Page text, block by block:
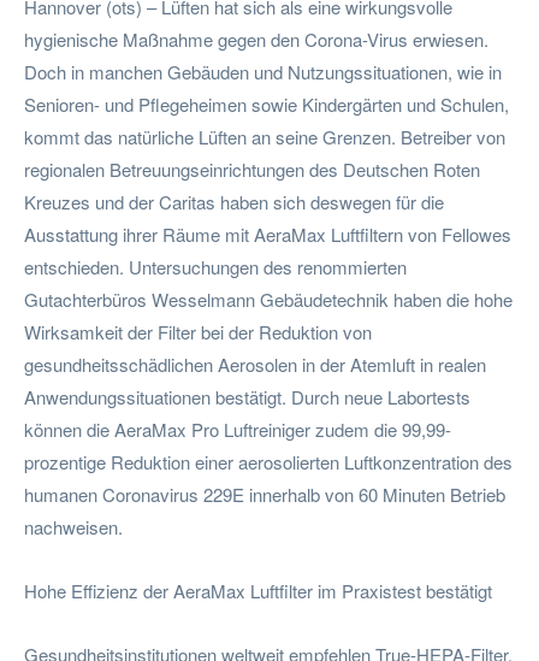
Hannover (ots) – Lüften hat sich als eine wirkungsvolle
hygienische Maßnahme gegen den Corona-Virus erwiesen.
Doch in manchen Gebäuden und Nutzungssituationen, wie in
Senioren- und Pflegeheimen sowie Kindergärten und Schulen,
kommt das natürliche Lüften an seine Grenzen. Betreiber von
regionalen Betreuungseinrichtungen des Deutschen Roten
Kreuzes und der Caritas haben sich deswegen für die
Ausstattung ihrer Räume mit AeraMax Luftfiltern von Fellowes
entschieden. Untersuchungen des renommierten
Gutachterbüros Wesselmann Gebäudetechnik haben die hohe
Wirksamkeit der Filter bei der Reduktion von
gesundheitsschädlichen Aerosolen in der Atemluft in realen
Anwendungssituationen bestätigt. Durch neue Labortests
können die AeraMax Pro Luftreiniger zudem die 99,99-
prozentige Reduktion einer aerosolierten Luftkonzentration des
humanen Coronavirus 229E innerhalb von 60 Minuten Betrieb
nachweisen.
Hohe Effizienz der AeraMax Luftfilter im Praxistest bestätigt
Gesundheitsinstitutionen weltweit empfehlen True-HEPA-Filter,